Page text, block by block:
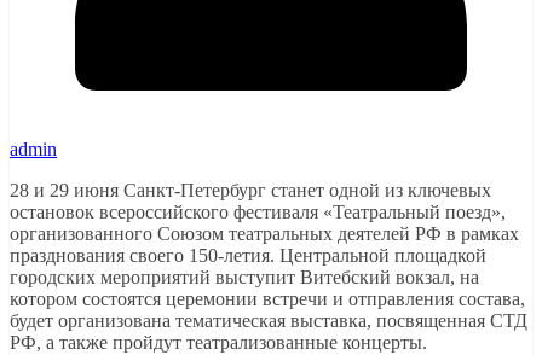
admin
28 и 29 июня Санкт-Петербург станет одной из ключевых
остановок всероссийского фестиваля «Театральный поезд»,
организованного Союзом театральных деятелей РФ в рамках
празднования своего 150-летия. Центральной площадкой
городских мероприятий выступит Витебский вокзал, на
котором состоятся церемонии встречи и отправления состава,
будет организована тематическая выставка, посвященная СТД
РФ, а также пройдут театрализованные концерты.